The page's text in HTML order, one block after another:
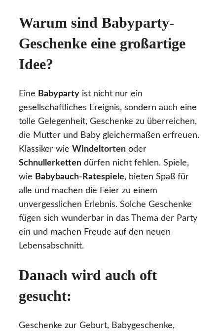
Warum sind Babyparty-
Geschenke eine großartige
Idee?
Eine Babyparty ist nicht nur ein
gesellschaftliches Ereignis, sondern auch eine
tolle Gelegenheit, Geschenke zu überreichen,
die Mutter und Baby gleichermaßen erfreuen.
Klassiker wie Windeltorten oder
Schnullerketten dürfen nicht fehlen. Spiele,
wie Babybauch-Ratespiele, bieten Spaß für
alle und machen die Feier zu einem
unvergesslichen Erlebnis. Solche Geschenke
fügen sich wunderbar in das Thema der Party
ein und machen Freude auf den neuen
Lebensabschnitt.
Danach wird auch oft
gesucht:
Geschenke zur Geburt, Babygeschenke,